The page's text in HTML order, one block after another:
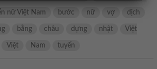
nữ Việt Nam bước nữ vợ dịch
bằng châu dựng nhật Việt
Việt Nam tuyến